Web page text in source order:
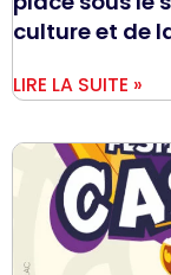
culture et de
LIRE LA SUITE »